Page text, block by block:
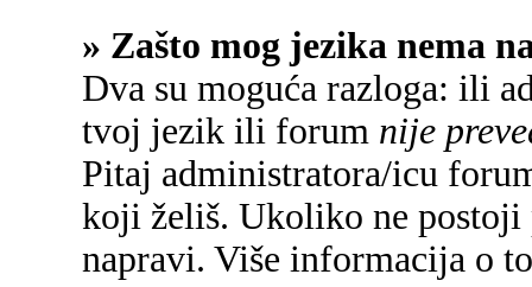
» Zašto mog jezika nema
Dva su moguća razloga: ili
tvoj jezik ili forum nije
Pitaj administratora/icu
koji želiš. Ukoliko ne
napravi. Više informacija o